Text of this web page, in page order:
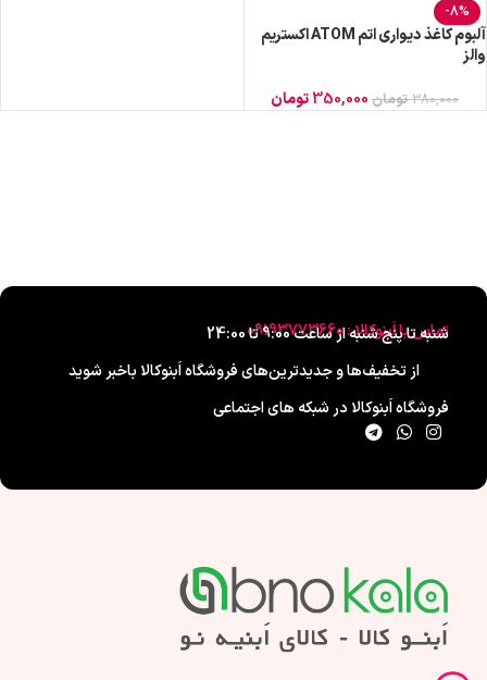
-8%
آلبوم کاغذ دیواری اتم ATOM اکستریم
والز
380,000 تومان 350,000تومان
تماس با اَبنوکالا : 09193773660
شنبه تا پنج شنبه از ساعت 9:00 تا 24:00
از تخفیف‌ها و جدیدترین‌های فروشگاه اَبنوکالا باخبر شوید
فروشگاه اَبنوکالا در شبکه های اجتماعی